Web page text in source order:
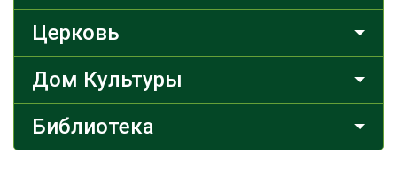
Церковь
Дом Культуры
Библиотека